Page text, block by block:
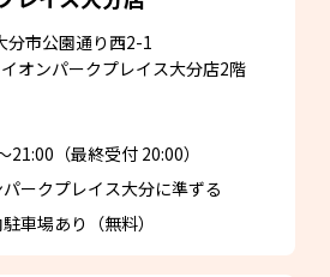
分市公園通り西2-1
イオンパークプレイス大分店2階
21:00 （最終受付 20:00）
ークプレイス大分に準ずる
車場あり （無料）